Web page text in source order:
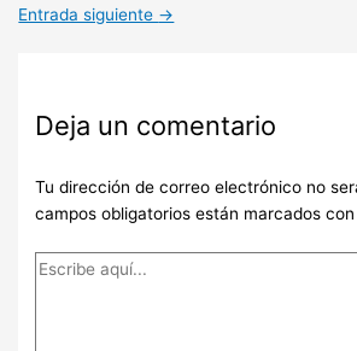
Entrada siguiente →
Deja un comentario
Tu dirección de correo electrónico no
campos obligatorios están marcados con
Escribe